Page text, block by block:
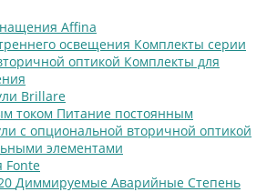
Affina
освещения Комплекты серии
оптикой Комплекты для
Brillare
током Питание постоянным
с опциональной вторичной оптикой
элементами
Fonte
Диммируемые Аварийные Степень